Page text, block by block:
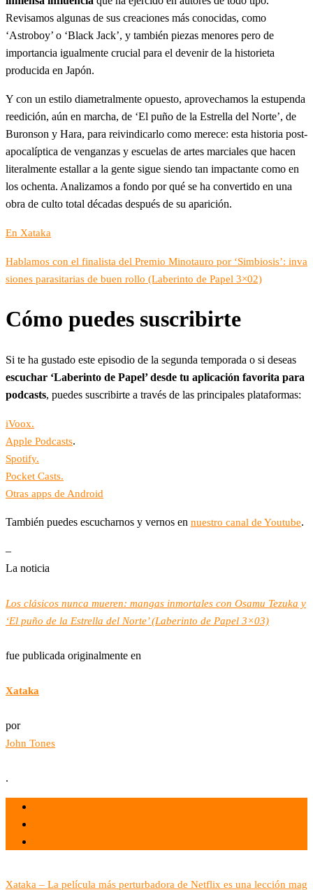
Revisamos algunas de sus creaciones más conocidas, como
‘Astroboy’ o ‘Black Jack’, y también piezas menores pero de
importancia igualmente crucial para el devenir de la historieta
producida en Japón.
Y con un estilo diametralmente opuesto, aprovechamos la estupenda
reedición, aún en marcha, de ‘El puño de la Estrella del Norte’, de
Buronson y Hara, para reivindicarlo como merece: esta historia post-
apocalíptica de venganzas y escuelas de artes marciales que hacen
literalmente estallar a la gente sigue siendo tan impactante como en
los ochenta. Analizamos a fondo por qué se ha convertido en una
obra de culto total décadas después de su aparición.
En Xataka
Hablamos con el finalista del Premio Minotauro por ‘Simbiosis’: inva
siones parasitarias de buen rollo (Laberinto de Papel 3×02)
Cómo puedes suscribirte
Si te ha gustado este episodio de la segunda temporada o si deseas
escuchar ‘Laberinto de Papel’ desde tu aplicación favorita para
podcasts, puedes suscribirte a través de las principales plataformas:
iVoox.
Apple Podcasts.
Spotify.
Pocket Casts.
Otras apps de Android
También puedes escucharnos y vernos en nuestro canal de Youtube.
–
La noticia
Los clásicos nunca mueren: mangas inmortales con Osamu Tezuka y
‘El puño de la Estrella del Norte’ (Laberinto de Papel 3×03)
fue publicada originalmente en
Xataka
por
John Tones
.
Xataka – La película más perturbadora de Netflix es una lección mag